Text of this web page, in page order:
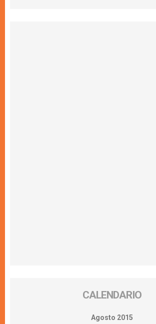
CALENDARIO
Agosto 2015